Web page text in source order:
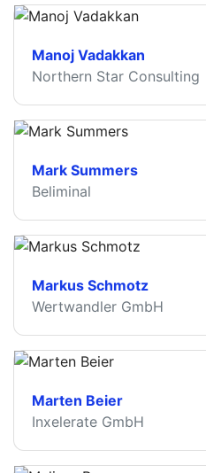
Manoj Vadakkan
Northern Star Consulting
Mark Summers
Beliminal
Markus Schmotz
Wertwandler GmbH
Marten Beier
Inxelerate GmbH